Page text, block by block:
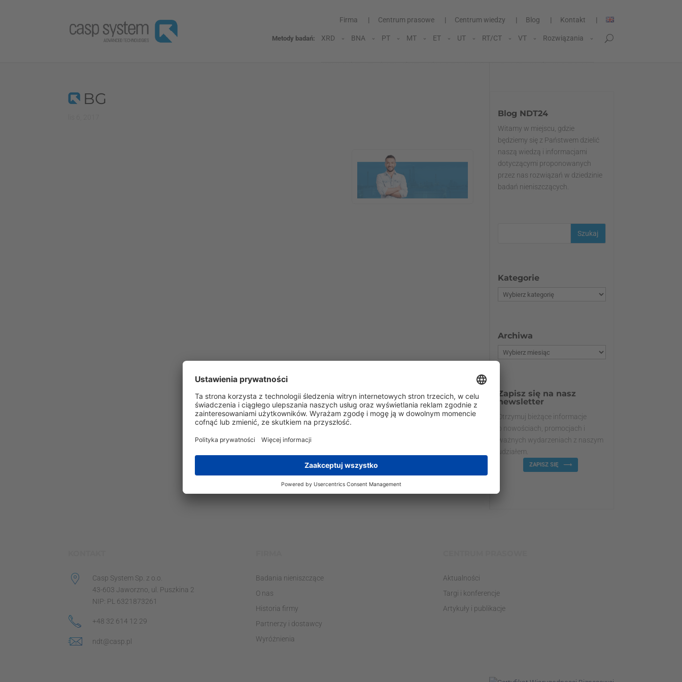
Firma Centrum prasowe Centrum wiedzy Blog Kontakt
Metody badań: XRD BNA PT MT ET UT RT/CT VT Rozwiązania
BG
Blog NDT24
Witamy w miejscu, gdzie
będziemy się z Państwem dzielić
naszą wiedzą i informacjami
dotyczącymi proponowanych
przez nas rozwiązań w dziedzinie
badań nieniszczących.
Kategorie
Archiwa
Zapisz się na nasz
newsletter
Otrzymuj bieżące informacje
o nowościach, promocjach i
ważnych wydarzeniach z naszym
udziałem.
ZAPISZ SIĘ
Casp System Sp. z o.o.
43-603 Jaworzno, ul. Puszkina 2
NIP: PL 6321873261
+48 32 614 12 29
ndt@casp.pl
Badania nieniszczące
O nas
Historia firmy
Partnerzy i dostawcy
Wyróżnienia
Aktualności
Targi i konferencje
Artykuły i publikacje